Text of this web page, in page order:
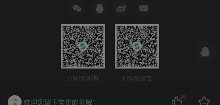
扫码加QQ群 扫码加微信
欢迎您留下宝贵的见解！
20